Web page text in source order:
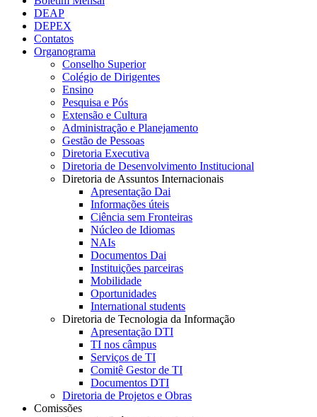
DEAP
DEPEX
Contatos
Organograma
Conselho Superior
Colégio de Dirigentes
Ensino
Pesquisa e Pós
Extensão e Cultura
Administração e Planejamento
Gestão de Pessoas
Diretoria Executiva
Diretoria de Desenvolvimento Institucional
Diretoria de Assuntos Internacionais
Apresentação Dai
Informações úteis
Ciência sem Fronteiras
Núcleo de Idiomas
NAIs
Documentos Dai
Instituições parceiras
Mobilidade
Oportunidades
International students
Diretoria de Tecnologia da Informação
Apresentação DTI
TI nos câmpus
Serviços de TI
Comitê Gestor de TI
Documentos DTI
Diretoria de Projetos e Obras
Comissões